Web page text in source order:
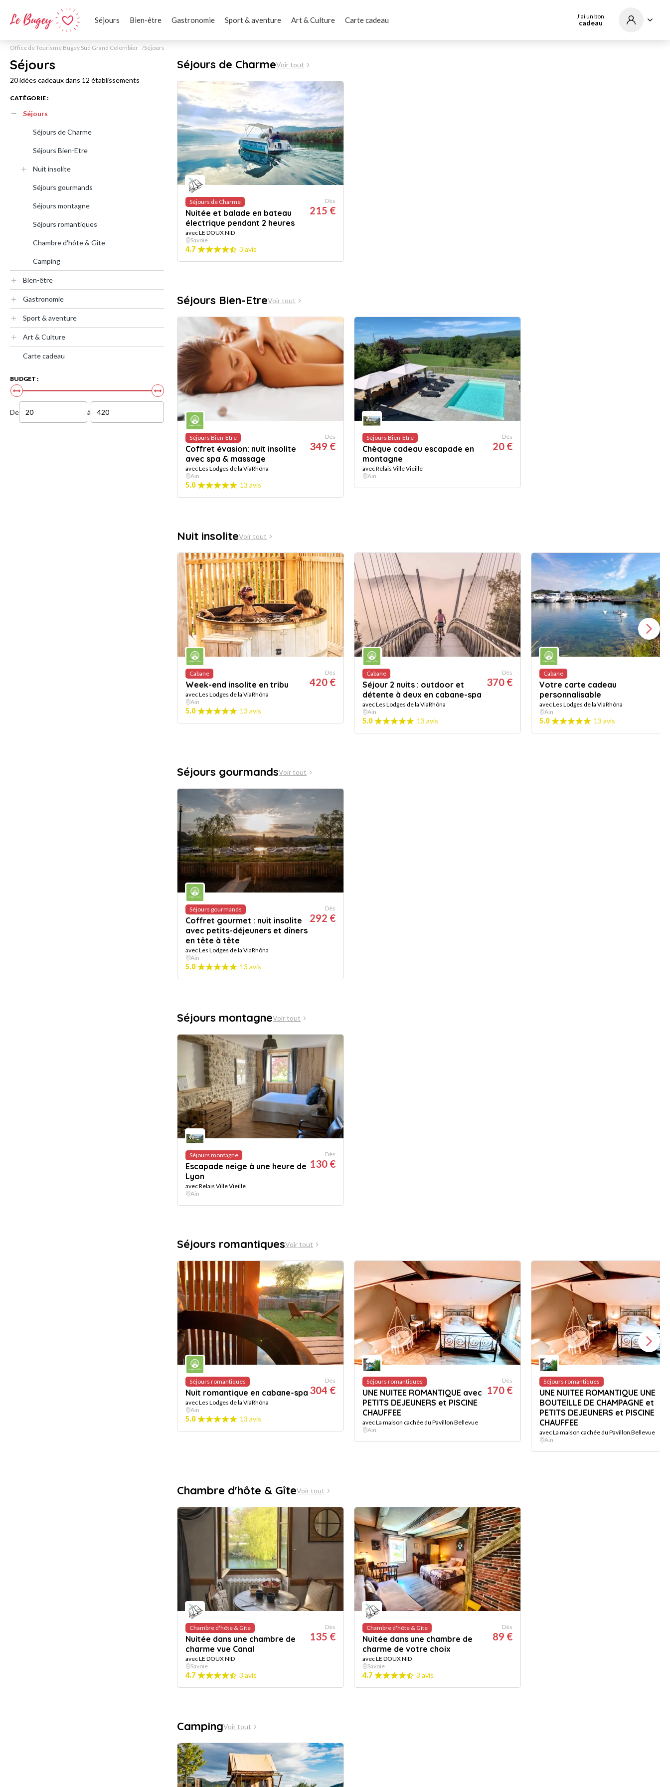
Séjours Bien-être Gastronomie Sport & aventure Art & Culture Carte cadeau J'ai un bon
cadeau
Office de Tourisme Bugey Sud Grand Colombier Séjours
Séjours
20 idées cadeaux dans 12 établissements
CATÉGORIE :
Séjours
Séjours de Charme
Séjours Bien-Etre
Nuit insolite
Séjours gourmands
Séjours montagne
Séjours romantiques
Chambre d'hôte & Gîte
Camping
Bien-être
Gastronomie
Sport & aventure
Art & Culture
Carte cadeau
BUDGET :
De à
Séjours de CharmeVoir tout
Séjours de Charme
Nuitée et balade en bateau
électrique pendant 2 heures
avec LE DOUX NID
Dès
215 €
Savoie
4.7 3 avis
Séjours Bien-EtreVoir tout
Séjours Bien-Etre
Coffret évasion: nuit insolite
avec spa & massage
avec Les Lodges de la ViaRhôna
Dès
349 €
Ain
5.0 13 avis
Séjours Bien-Etre
Chèque cadeau escapade en
montagne
avec Relais Ville Vieille
Dès
20 €
Ain
Nuit insoliteVoir tout
Cabane
Week-end insolite en tribu
avec Les Lodges de la ViaRhôna
Dès
420 €
Ain
5.0 13 avis
Cabane
Séjour 2 nuits : outdoor et
détente à deux en cabane-spa
avec Les Lodges de la ViaRhôna
Dès
370 €
Ain
5.0 13 avis
Cabane
Votre carte cadeau
personnalisable
avec Les Lodges de la ViaRhôna
Ain
5.0 13 avis
Séjours gourmandsVoir tout
Séjours gourmands
Coffret gourmet : nuit insolite
avec petits-déjeuners et dîners
en tête à tête
avec Les Lodges de la ViaRhôna
Dès
292 €
Ain
5.0 13 avis
Séjours montagneVoir tout
Séjours montagne
Escapade neige à une heure de
Lyon
avec Relais Ville Vieille
Dès
130 €
Ain
Séjours romantiquesVoir tout
Séjours romantiques
Nuit romantique en cabane-spa
avec Les Lodges de la ViaRhôna
Dès
304 €
Ain
5.0 13 avis
Séjours romantiques
UNE NUITEE ROMANTIQUE avec
PETITS DEJEUNERS et PISCINE
CHAUFFEE
avec La maison cachée du Pavillon Bellevue
Dès
170 €
Ain
Séjours romantiques
UNE NUITEE ROMANTIQUE UNE
BOUTEILLE DE CHAMPAGNE et
PETITS DEJEUNERS et PISCINE
CHAUFFEE
avec La maison cachée du Pavillon Bellevue
Ain
Chambre d'hôte & GîteVoir tout
Chambre d'hôte & Gîte
Nuitée dans une chambre de
charme vue Canal
avec LE DOUX NID
Dès
135 €
Savoie
4.7 3 avis
Chambre d'hôte & Gîte
Nuitée dans une chambre de
charme de votre choix
avec LE DOUX NID
Dès
89 €
Savoie
4.7 3 avis
CampingVoir tout